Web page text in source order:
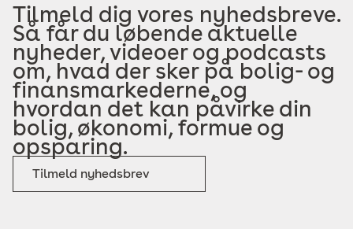
Tilmeld dig vores nyhedsbreve.
Så får du løbende aktuelle
nyheder, videoer og podcasts
om, hvad der sker på bolig- og
finansmarkederne, og
hvordan det kan påvirke din
bolig, økonomi, formue og
opsparing.
Tilmeld nyhedsbrev